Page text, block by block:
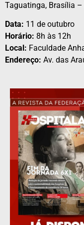
Taguatinga, Brasília –
Data: 11 de outubro
Horário: 8h às 12h
Local: Faculdade
Endereço: Av. das